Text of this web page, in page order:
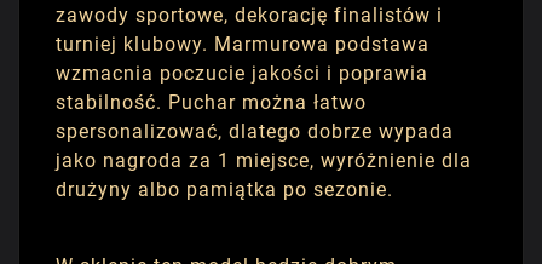
zawody sportowe, dekorację finalistów i
turniej klubowy. Marmurowa podstawa
wzmacnia poczucie jakości i poprawia
stabilność. Puchar można łatwo
spersonalizować, dlatego dobrze wypada
jako nagroda za 1 miejsce, wyróżnienie dla
drużyny albo pamiątka po sezonie.